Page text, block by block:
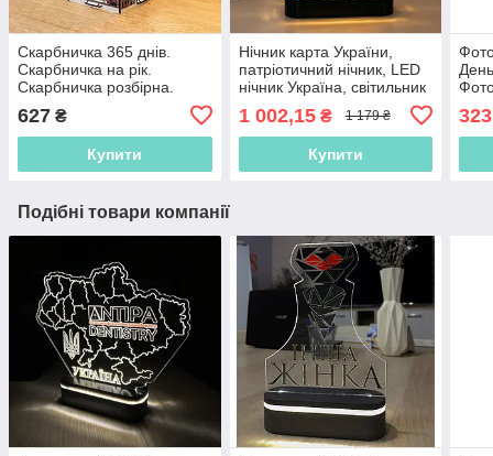
Скарбничка 365 днів.
Скарбничка на рік.
Скарбничка розбірна.
Копілка. Копилка
627 ₴
Купити
Нічник карта України,
патріотичний нічник, LED
нічник Україна, світильник
Україна з підсвічуванням
1 002,15₴ 1 179 ₴
Купити
323
Подібні товари компанії